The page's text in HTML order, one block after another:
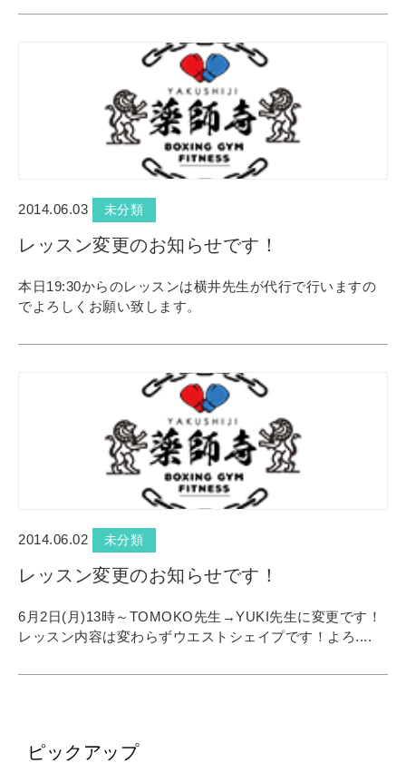
2014.06.03 未分類
レッスン変更のお知らせです！
本日19:30からのレッスンは横井先生が代行で行いますの
でよろしくお願い致します。
2014.06.02 未分類
レッスン変更のお知らせです！
6月2日(月)13時～TOMOKO先生→YUKI先生に変更です！
レッスン内容は変わらずウエストシェイプです！よろ....
ピックアップ